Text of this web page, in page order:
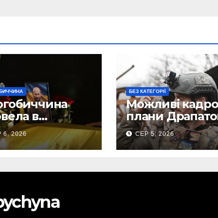
в
земну
свого
– Олега
6, 2026
БЕЗ КАТЕГОРІЇ
Можливі
плани
Маркусу
пророкують
важливу
СЕР 5, 2026